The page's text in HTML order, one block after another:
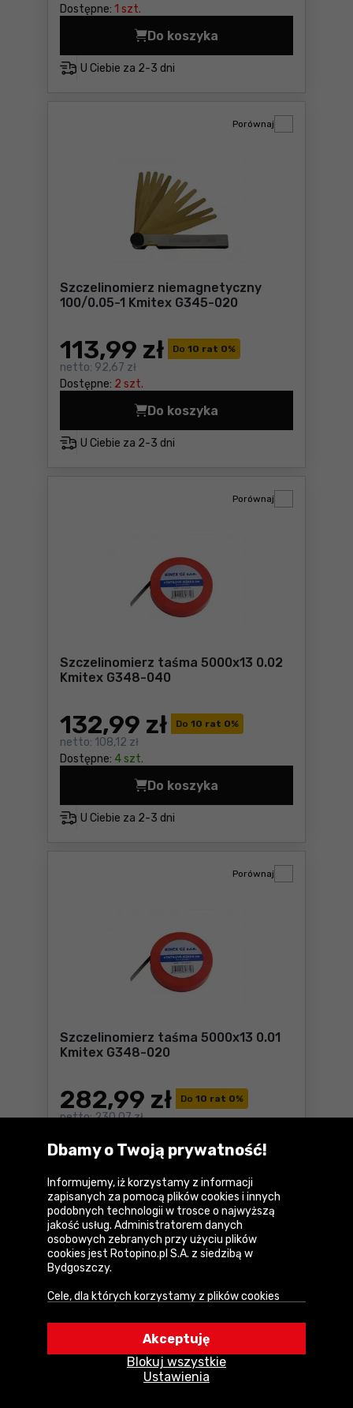
Dostępne: 1 szt.
U Ciebie za 2-3 dni
Do koszyka
Szczelinomierz taśma
Szczelinomierz niemagnetyczny
100/0.05-1 Kmitex G345-020
Do 10 rat 0%
113,99 zł
netto: 92,67 zł
Dostępne: 2 szt.
Porównaj
U Ciebie za 2-3 dni
Do koszyka
Szczelinomierz
Szczelinomierz taśma 5000x13 0.02
Kmitex G348-040
Do 10 rat 0%
132,99 zł
netto: 108,12 zł
Dostępne: 4 szt.
Porównaj
U Ciebie za 2-3 dni
Do koszyka
Szczelinomierz taśma
Szczelinomierz taśma 5000x13 0.01
Kmitex G348-020
Do 10 rat 0%
282,99 zł
netto:230,07 zł
Porównaj
U Ciebie za2-3 dni
DostawaGRATIS
Do koszyka
Dziękiszczelinomierzomokreślimy, jak
sama nazwa wskazuje, jak duże są
Dbamy o Twoją prywatność!
Informujemy, iż korzystamy z informacji
zapisanych za pomocą plików cookies i innych
podobnych technologii w trosce o najwyższą
jakość usług. Administratorem danych
osobowych zebranych przy użyciu plików
cookies jest Rotopino.pl S.A. z siedzibą w
Bydgoszczy.
Cele, dla których korzystamy z plików cookies
• Uwierzytelnienie użytkowników w serwisie,
• Optymalizowanie wydajności i szybkości
działania serwisu i usług,Ustawienia
Blokuj wszystkie
Akceptuję